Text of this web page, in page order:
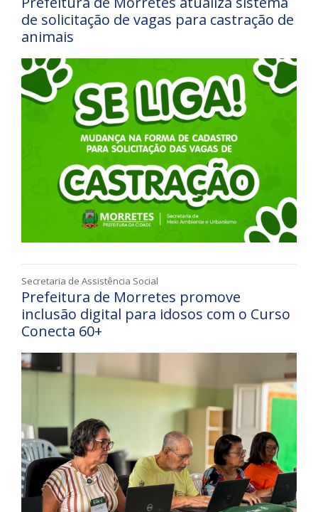
de solicitação de vagas para castração de
animais
Secretaria de Assistência Social
Prefeitura de Morretes promove
inclusão digital para idosos com o Curso
Conecta 60+